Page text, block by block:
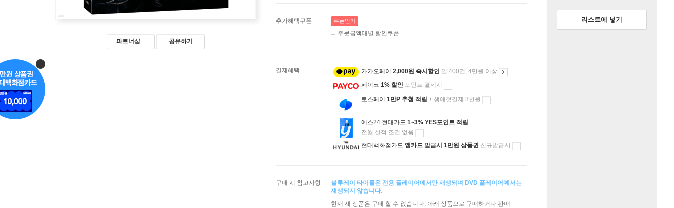
파트너샵 공유하기
추가혜택쿠폰 쿠폰받기
주문금액대별 할인쿠폰
결제혜택 카카오페이 2,000원 즉시할인 일 400건, 4만원 이상
페이코 1% 할인 포인트 결제시
토스페이 1만P 추첨 적립 + 생애첫결제 3천원
예스24 현대카드 1~3% YES포인트 적립
전월 실적 조건 없음
현대백화점카드 앱카드 발급시 1만원 상품권 신규발급시
구매 시 참고사항
블루레이 타이틀은 전용 플레이어에서만 재생되며 DVD 플레이어에서는
재생되지 않습니다.
현재 새 상품은 구매 할 수 없습니다. 아래 상품으로 구매하거나 판매
리스트에 넣기